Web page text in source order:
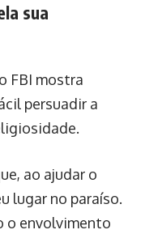
sua
FBI mostra
persuadir a
ao ajudar o
lugar no paraíso.
o envolvimento